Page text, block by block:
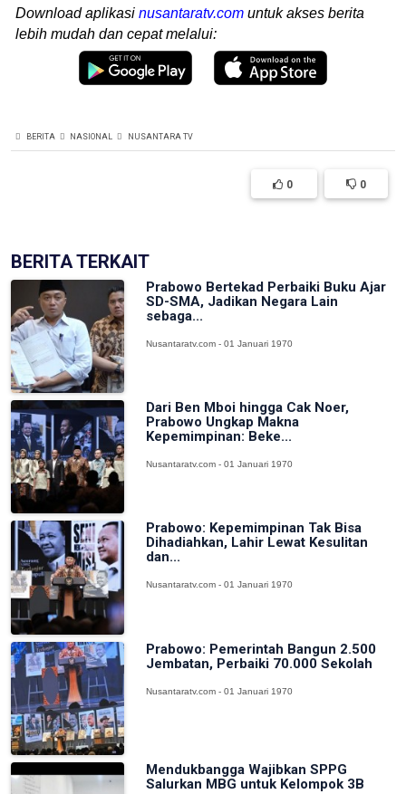
Download aplikasi nusantaratv.com untuk akses berita
lebih mudah dan cepat melalui:
BERITA NASIONAL NUSANTARA TV
0 0
BERITA TERKAIT
Prabowo Bertekad Perbaiki Buku Ajar
SD-SMA, Jadikan Negara Lain
sebaga...
Nusantaratv.com - 01 Januari 1970
Dari Ben Mboi hingga Cak Noer,
Prabowo Ungkap Makna
Kepemimpinan: Beke...
Nusantaratv.com - 01 Januari 1970
Prabowo: Kepemimpinan Tak Bisa
Dihadiahkan, Lahir Lewat Kesulitan
dan...
Nusantaratv.com - 01 Januari 1970
Prabowo: Pemerintah Bangun 2.500
Jembatan, Perbaiki 70.000 Sekolah
Nusantaratv.com - 01 Januari 1970
Mendukbangga Wajibkan SPPG
Salurkan MBG untuk Kelompok 3B